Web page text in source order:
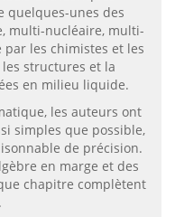
quelques-unes des
multi-nucléaire, multi-
les chimistes et les
structures et la
en milieu liquide.
les auteurs ont
simples que possible,
de précision.
en marge et des
chapitre complètent